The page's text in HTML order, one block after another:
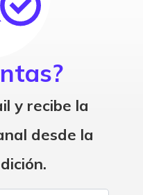
y recibe la
desde la